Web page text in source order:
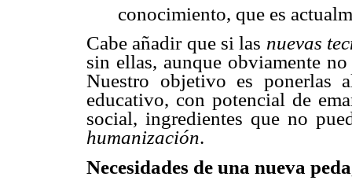
conocimiento, que es
Cabe añadir que si las nuevas
sin ellas, aunque obviamente
Nuestro objetivo es ponerlas
educativo, con potencial de
social, ingredientes que no
humanización.
Necesidades de una nueva